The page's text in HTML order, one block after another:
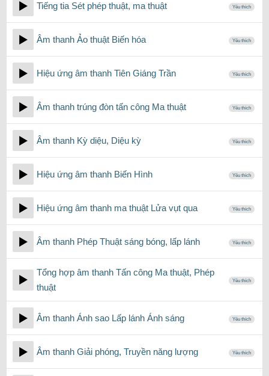
Tiếng tia Sét phép thuật, ma thuật Yêu thích
Âm thanh Ảo thuật Biến hóa Yêu thích
Hiệu ứng âm thanh Tiên Giáng Trần Yêu thích
Âm thanh trúng đòn tấn công Ma thuật Yêu thích
Âm thanh Kỳ diệu, Diệu kỳ Yêu thích
Hiệu ứng âm thanh Biến Hình Yêu thích
Hiệu ứng âm thanh ma thuật Lửa vụt qua Yêu thích
Âm thanh Phép Thuật sáng bóng, lấp lánh Yêu thích
Tổng hợp âm thanh Tấn công Ma thuật, Phép
thuật
Yêu thích
Âm thanh Ánh sao Lấp lánh Ánh sáng Yêu thích
Âm thanh Giải phóng, Truyền năng lượng Yêu thích